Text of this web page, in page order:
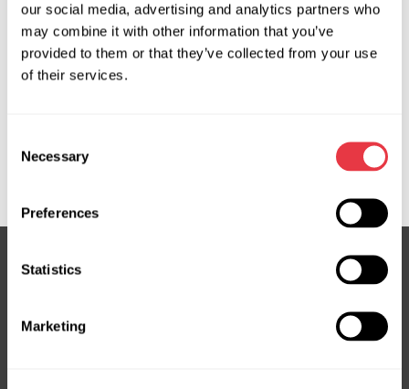
our social media, advertising and analytics partners who
may combine it with other information that you’ve
provided to them or that they’ve collected from your use
of their services.
Selection
Necessary
Preferences
Statistics
Marketing
Solicitar precio
600738000, 600738000C, 600738000D, 8839042010,
No te pierdas ofertas exclusivas y descuentos